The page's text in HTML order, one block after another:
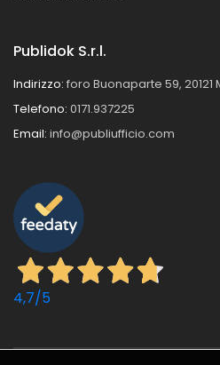
Publidok S.r.l.
Indirizzo: foro Buonaparte 59, 20121
Telefono: 0171.937225
Email: info@publiufficio.com
4,7/5